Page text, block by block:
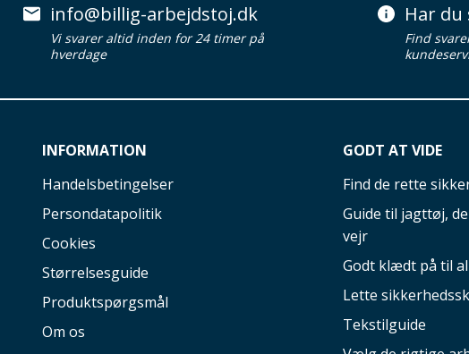
info@billig-arbejdstoj.dk
Vi svarer altid inden for 24 timer på
hverdage
Har
Find
INFORMATION
Handelsbetingelser
Persondatapolitik
Cookies
Størrelsesguide
Produktspørgsmål
Om os
GODT AT VIDE
Find de rette
Guide til jagttøj,
vejr
Godt klædt på til
Lette
Tekstilguide